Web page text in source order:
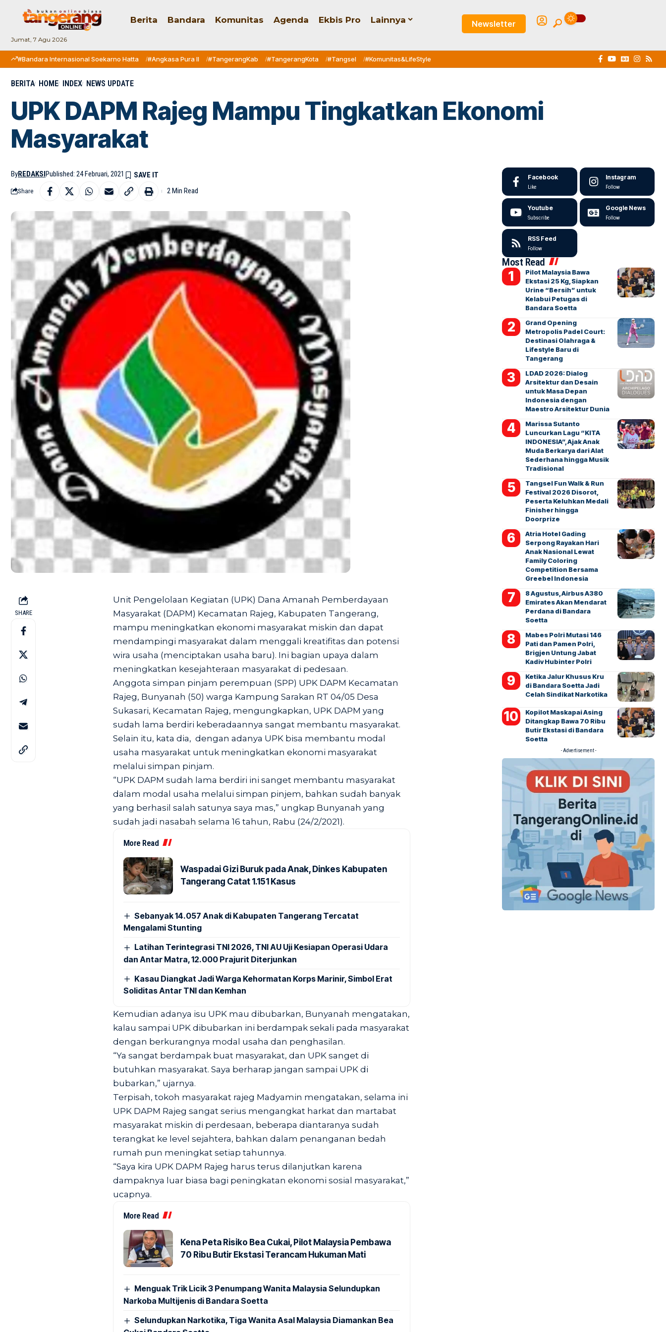
Jumat, 7 Agu 2026
Berita Bandara Komunitas Agenda Ekbis Pro Lainnya Newsletter
#Bandara Internasional Soekarno Hatta #Angkasa Pura II #TangerangKab #TangerangKota #Tangsel #Komunitas&LifeStyle
BERITA HOME INDEX NEWS UPDATE
UPK DAPM Rajeg Mampu Tingkatkan Ekonomi
Masyarakat
ByREDAKSIPublished: 24 Februari, 2021
Share 2 Min Read
SHARE
Unit Pengelolaan Kegiatan (UPK) Dana Amanah Pemberdayaan
Masyarakat (DAPM) Kecamatan Rajeg, Kabupaten Tangerang,
mampu meningkatkan ekonomi masyarakat miskin dan dapat
mendampingi masyarakat dalam menggali kreatifitas dan potensi
wira usaha (menciptakan usaha baru). Ini bagian upaya dalam
meningkatkan kesejahteraan masyarakat di pedesaan.
Anggota simpan pinjam perempuan (SPP) UPK DAPM Kecamatan
Rajeg, Bunyanah (50) warga Kampung Sarakan RT 04/05 Desa
Sukasari, Kecamatan Rajeg, mengungkapkan, UPK DAPM yang
sudah lama berdiri keberadaannya sangat membantu masyarakat.
Selain itu, kata dia, dengan adanya UPK bisa membantu modal
usaha masyarakat untuk meningkatkan ekonomi masyarakat
melalui simpan pinjam.
“UPK DAPM sudah lama berdiri ini sanget membantu masyarakat
dalam modal usaha melalui simpan pinjem, bahkan sudah banyak
yang berhasil salah satunya saya mas,” ungkap Bunyanah yang
sudah jadi nasabah selama 16 tahun, Rabu (24/2/2021).
More Read
Waspadai Gizi Buruk pada Anak, Dinkes Kabupaten
Tangerang Catat 1.151 Kasus
Sebanyak 14.057 Anak di Kabupaten Tangerang Tercatat
Mengalami Stunting
Latihan Terintegrasi TNI 2026, TNI AU Uji Kesiapan Operasi Udara
dan Antar Matra, 12.000 Prajurit Diterjunkan
Kasau Diangkat Jadi Warga Kehormatan Korps Marinir, Simbol Erat
Soliditas Antar TNI dan Kemhan
Kemudian adanya isu UPK mau dibubarkan, Bunyanah mengatakan,
kalau sampai UPK dibubarkan ini berdampak sekali pada masyarakat
dengan berkurangnya modal usaha dan penghasilan.
“Ya sangat berdampak buat masyarakat, dan UPK sanget di
butuhkan masyarakat. Saya berharap jangan sampai UPK di
bubarkan,” ujarnya.
Terpisah, tokoh masyarakat rajeg Madyamin mengatakan, selama ini
UPK DAPM Rajeg sangat serius mengangkat harkat dan martabat
masyarakat miskin di perdesaan, beberapa diantaranya sudah
terangkat ke level sejahtera, bahkan dalam penanganan bedah
rumah pun meningkat setiap tahunnya.
“Saya kira UPK DAPM Rajeg harus terus dilanjutkan karena
dampaknya luar biasa bagi peningkatan ekonomi sosial masyarakat,”
ucapnya.
More Read
Kena Peta Risiko Bea Cukai, Pilot Malaysia Pembawa
70 Ribu Butir Ekstasi Terancam Hukuman Mati
Menguak Trik Licik 3 Penumpang Wanita Malaysia Selundupkan
Narkoba Multijenis di Bandara Soetta
Selundupkan Narkotika, Tiga Wanita Asal Malaysia Diamankan Bea
Facebook
Like
Instagram
Follow
Youtube
Subscribe
Google News
Follow
RSS Feed
Follow
Most Read
Pilot Malaysia Bawa
Ekstasi 25 Kg, Siapkan
Urine “Bersih” untuk
Kelabui Petugas di
Bandara Soetta
Grand Opening
Metropolis Padel Court:
Destinasi Olahraga &
Lifestyle Baru di
Tangerang
LDAD 2026: Dialog
Arsitektur dan Desain
untuk Masa Depan
Indonesia dengan
Maestro Arsitektur Dunia
Marissa Sutanto
Luncurkan Lagu “KITA
INDONESIA”, Ajak Anak
Muda Berkarya dari Alat
Sederhana hingga Musik
Tradisional
Tangsel Fun Walk & Run
Festival 2026 Disorot,
Peserta Keluhkan Medali
Finisher hingga
Doorprize
Atria Hotel Gading
Serpong Rayakan Hari
Anak Nasional Lewat
Family Coloring
Competition Bersama
Greebel Indonesia
8 Agustus, Airbus A380
Emirates Akan Mendarat
Perdana di Bandara
Soetta
Mabes Polri Mutasi 146
Pati dan Pamen Polri,
Brigjen Untung Jabat
Kadiv Hubinter Polri
Ketika Jalur Khusus Kru
di Bandara Soetta Jadi
Celah Sindikat Narkotika
Kopilot Maskapai Asing
Ditangkap Bawa 70 Ribu
Butir Ekstasi di Bandara
Soetta
- Advertisement -